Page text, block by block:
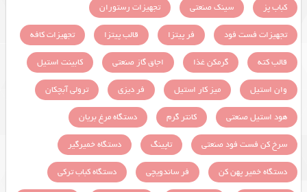
کباب پز سینک صنعتی
تجهیزات رستوران
تجهیزات فست فود
فر پیتزا قالب پیتزا
تجهیزات کافه
قالب کته
گرمکن غذا اجاق گاز صنعتی
کابینت استیل
وان استیل
میز کار استیل فر دیزی
ترولی آبچکان
هود استیل صنعتی
کانتر گرم
دستگاه مرغ بریان
سرخ کن فست فود صنعتی
تاپینگ
دستگاه خمیرگیر
دستگاه خمیر پهن کن
فر ساندویچی
دستگاه کباب ترکی